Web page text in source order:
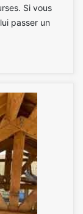
Si vous
passer un